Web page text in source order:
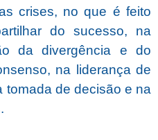
crises, no que é feito
do sucesso, na
da divergência e do
na liderança de
tomada de decisão e na